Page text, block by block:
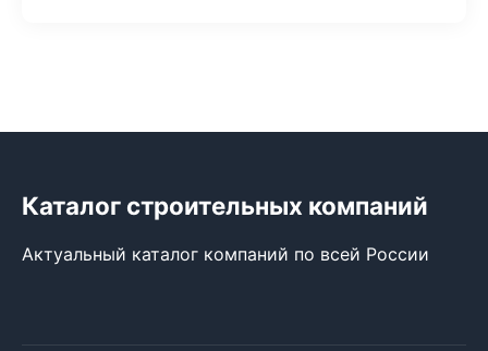
Каталог строительных компаний
Актуальный каталог компаний по всей России